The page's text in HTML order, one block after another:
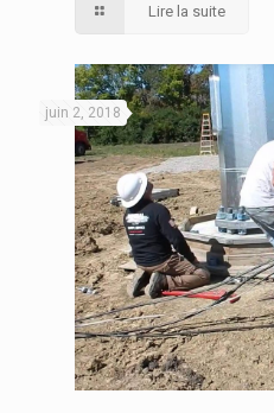
Lire la suite
juin 2, 2018